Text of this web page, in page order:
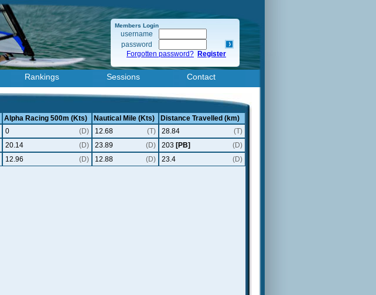
Members Login
username
password
Forgotten password? Register
Rankings Sessions Contact
Alpha Racing 500m (Kts) Nautical Mile (Kts)
Distance Travelled (km)
0 (D) 12.68 (T) 28.84
(T)
20.14 (D) 23.89 (D) 203 [PB]
(D)
12.96 (D) 12.88 (D) 23.4
(D)